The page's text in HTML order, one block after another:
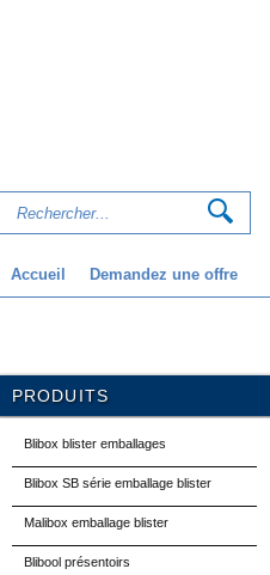
Accueil Demandez une offre
PRODUITS
Blibox blister emballages
Blibox SB série emballage blister
Malibox emballage blister
Blibool présentoirs